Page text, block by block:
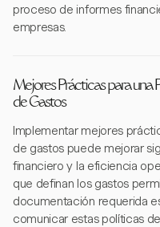
proceso de informes
empresas.
Mejores Prácticas para una
de Gastos
Implementar mejores
de gastos puede mejorar
financiero y la eficiencia
que definan los gastos
documentación requerida
comunicar estas políticas